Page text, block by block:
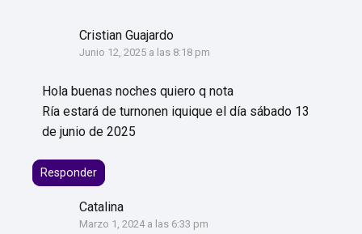
Cristian Guajardo
Junio 12, 2025 a las 8:18 pm
Hola buenas noches quiero q nota
Ría estará de turnonen iquique el día sábado 13
de junio de 2025
Responder
Catalina
Marzo 1, 2024 a las 6:33 pm